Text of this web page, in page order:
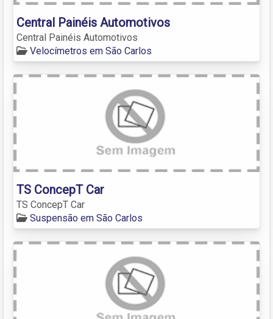
Central Painéis Automotivos
Central Painéis Automotivos
Velocímetros em São Carlos
TS ConcepT Car
TS ConcepT Car
Suspensão em São Carlos